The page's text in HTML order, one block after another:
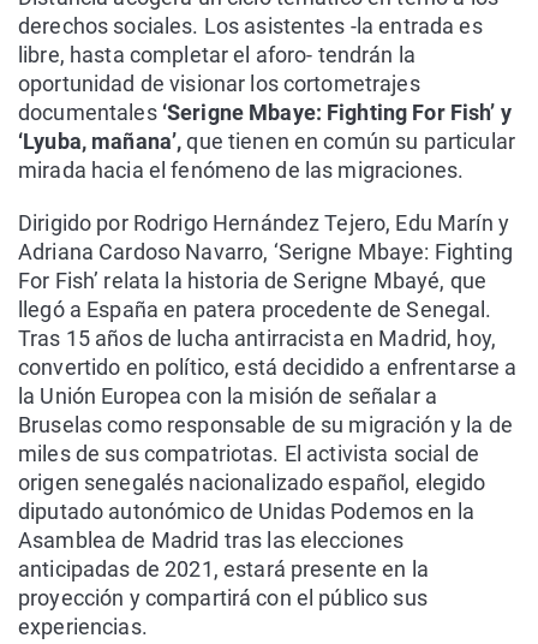
derechos sociales. Los asistentes -la entrada es
libre, hasta completar el aforo- tendrán la
oportunidad de visionar los cortometrajes
documentales‘Serigne Mbaye: Fighting For Fish’ y
‘Lyuba, mañana’,que tienen en común su particular
mirada hacia el fenómeno de las migraciones.
Dirigido por Rodrigo Hernández Tejero, Edu Marín y
Adriana Cardoso Navarro, ‘Serigne Mbaye: Fighting
For Fish’ relata la historia de Serigne Mbayé, que
llegó a España en patera procedente de Senegal.
Tras 15 años de lucha antirracista en Madrid, hoy,
convertido en político, está decidido a enfrentarse a
la Unión Europea con la misión de señalar a
Bruselas como responsable de su migración y la de
miles de sus compatriotas. El activista social de
origen senegalés nacionalizado español, elegido
diputado autonómico de Unidas Podemos en la
Asamblea de Madrid tras las elecciones
anticipadas de 2021, estará presente en la
proyección y compartirá con el público sus
experiencias.